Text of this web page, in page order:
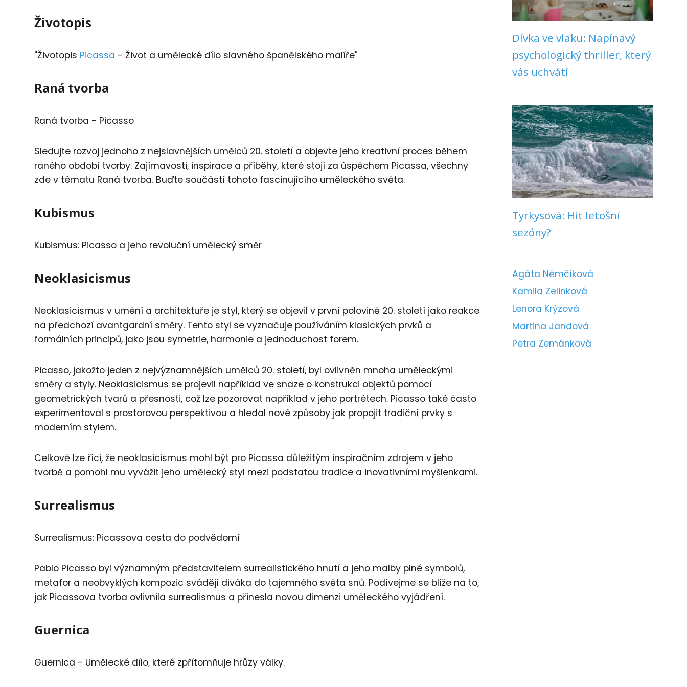
Životopis
"Životopis Picassa - Život a umělecké dílo slavného španělského malíře"
Raná tvorba
Raná tvorba - Picasso
Sledujte rozvoj jednoho z nejslavnějších umělců 20. století a objevte jeho kreativní proces během
raného období tvorby. Zajímavosti, inspirace a příběhy, které stojí za úspěchem Picassa, všechny
zde v tématu Raná tvorba. Buďte součástí tohoto fascinujícího uměleckého světa.
Kubismus
Kubismus: Picasso a jeho revoluční umělecký směr
Neoklasicismus
Neoklasicismus v umění a architektuře je styl, který se objevil v první polovině 20. století jako reakce
na předchozí avantgardní směry. Tento styl se vyznačuje používáním klasických prvků a
formálních principů, jako jsou symetrie, harmonie a jednoduchost forem.
Picasso, jakožto jeden z nejvýznamnějších umělců 20. století, byl ovlivněn mnoha uměleckými
směry a styly. Neoklasicismus se projevil například ve snaze o konstrukci objektů pomocí
geometrických tvarů a přesnosti, což lze pozorovat například v jeho portrétech. Picasso také často
experimentoval s prostorovou perspektivou a hledal nové způsoby jak propojit tradiční prvky s
moderním stylem.
Celkově lze říci, že neoklasicismus mohl být pro Picassa důležitým inspiračním zdrojem v jeho
tvorbě a pomohl mu vyvážit jeho umělecký styl mezi podstatou tradice a inovativními myšlenkami.
Surrealismus
Surrealismus: Picassova cesta do podvědomí
Pablo Picasso byl významným představitelem surrealistického hnutí a jeho malby plné symbolů,
metafor a neobvyklých kompozic svádějí diváka do tajemného světa snů. Podívejme se blíže na to,
jak Picassova tvorba ovlivnila surrealismus a přinesla novou dimenzi uměleckého vyjádření.
Guernica
Guernica - Umělecké dílo, které zpřítomňuje hrůzy války.
Dívka ve vlaku: Napínavý
psychologický thriller, který
vás uchvátí
Tyrkysová: Hit letošní
sezóny?
Agáta Němčíková
Kamila Zelinková
Lenora Krýzová
Martina Jandová
Petra Zemánková